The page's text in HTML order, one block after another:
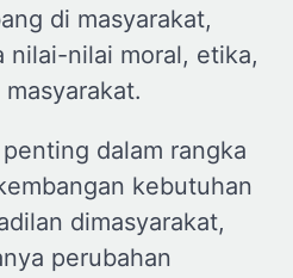
di masyarakat,
nilai-nilai moral, etika,
dalam rangka
kebutuhan
dimasyarakat,
perubahan